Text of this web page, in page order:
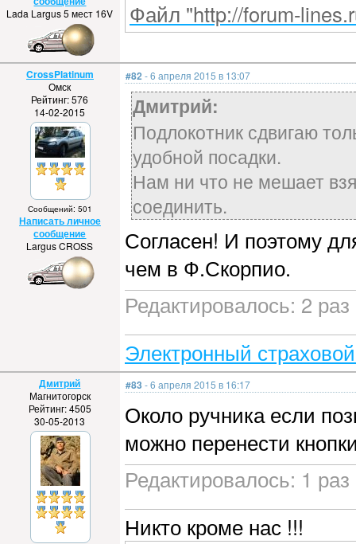
Lada Largus 5 мест 16V
Файл "http://forum-
CrossPlatinum
Омск
Рейтинг: 576
14-02-2015
Сообщений: 501
Написать личное
сообщение
Largus CROSS
#82 - 6 апреля 2015 в 13:07
Дмитрий:
Подлокотник сдвигаю
удобной посадки.
Нам ни что не мешает
соединить.
Согласен! И поэтому
чем в Ф.Скорпио.
Редактировалось: 2
Электронный
Дмитрий
Магнитогорск
Рейтинг: 4505
30-05-2013
#83 - 6 апреля 2015 в 16:17
Около ручника если
можно перенести
Редактировалось: 1
Никто кроме нас !!!